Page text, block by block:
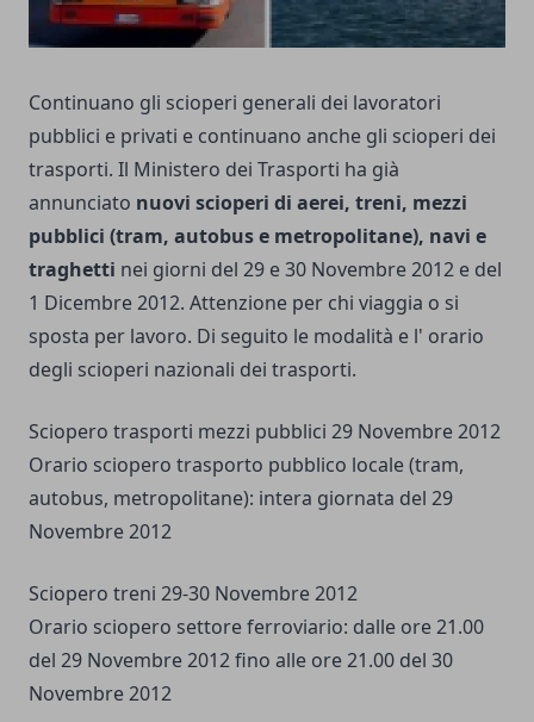
Continuano gli scioperi generali dei lavoratori
pubblici e privati e continuano anche gli scioperi dei
trasporti. Il Ministero dei Trasporti ha già
annunciato nuovi scioperi di aerei, treni, mezzi
pubblici (tram, autobus e metropolitane), navi e
traghetti nei giorni del 29 e 30 Novembre 2012 e del
1 Dicembre 2012. Attenzione per chi viaggia o si
sposta per lavoro. Di seguito le modalità e l' orario
degli scioperi nazionali dei trasporti.
Sciopero trasporti mezzi pubblici 29 Novembre 2012
Orario sciopero trasporto pubblico locale (tram,
autobus, metropolitane): intera giornata del 29
Novembre 2012
Sciopero treni 29-30 Novembre 2012
Orario sciopero settore ferroviario: dalle ore 21.00
del 29 Novembre 2012 fino alle ore 21.00 del 30
Novembre 2012